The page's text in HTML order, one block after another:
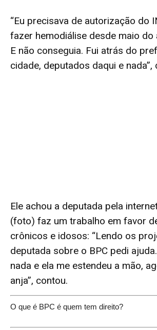
“Eu precisava de autorização do
fazer hemodiálise desde maio do
E não conseguia. Fui atrás do
cidade, deputados daqui e nada”,
Ele achou a deputada pela
(foto) faz um trabalho em favor
crônicos e idosos: “Lendo os
deputada sobre o BPC pedi
nada e ela me estendeu a mão,
anja”, contou.
O que é BPC é quem tem direito?